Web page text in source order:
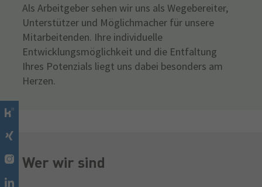
Als Arbeitgeber sehen wir uns als Wegebereiter,
Unterstützer und Möglichmacher für unsere
Mitarbeitenden. Ihre individuelle
Entwicklungsmöglichkeit und die Entfaltung
Ihres Potenzials liegt uns dabei besonders am
Herzen.
Wer wir sind